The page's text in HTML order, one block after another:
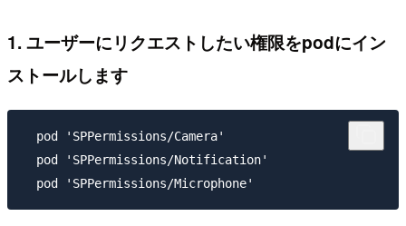
1. ユーザーにリクエストしたい権限をpodにイン
ストールします
  pod 'SPPermissions/Camera'
  pod 'SPPermissions/Notification'